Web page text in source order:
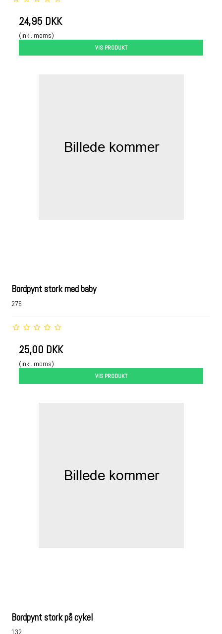
24,95 DKK
(inkl. moms)
VIS PRODUKT
Bordpynt stork med baby
276
25,00 DKK
(inkl. moms)
VIS PRODUKT
Bordpynt stork på cykel
132